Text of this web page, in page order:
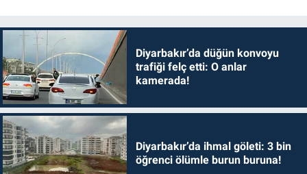
Diyarbakır’da düğün konvoyu
trafiği felç etti: O anlar
kamerada!
Diyarbakır’da ihmal göleti: 3 bin
öğrenci ölümle burun buruna!